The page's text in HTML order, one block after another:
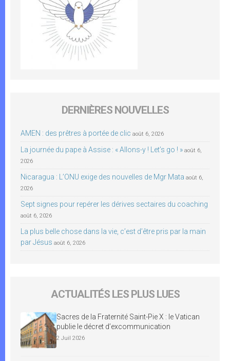
DERNIÈRES NOUVELLES
AMEN : des prêtres à portée de clic août 6, 2026
La journée du pape à Assise : « Allons-y ! Let’s go ! » août 6,
2026
Nicaragua : L’ONU exige des nouvelles de Mgr Mata août 6,
2026
Sept signes pour repérer les dérives sectaires du coaching
août 6, 2026
La plus belle chose dans la vie, c’est d’être pris par la main
par Jésus août 6, 2026
ACTUALITÉS LES PLUS LUES
Sacres de la Fraternité Saint-Pie X : le Vatican
publie le décret d’excommunication
2 Juil 2026